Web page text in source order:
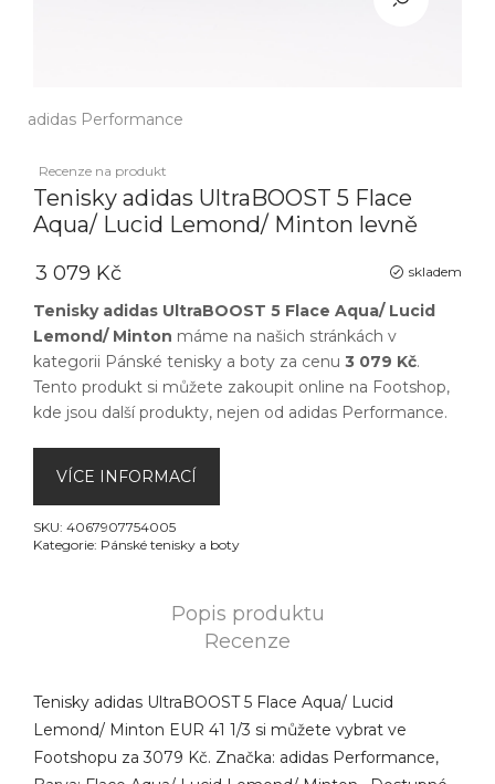
adidas Performance
Recenze na produkt
Tenisky adidas UltraBOOST 5 Flace
Aqua/ Lucid Lemond/ Minton levně
skladem
3 079 Kč
Tenisky adidas UltraBOOST 5 Flace Aqua/ Lucid
Lemond/ Minton máme na našich stránkách v
kategorii Pánské tenisky a boty za cenu 3 079 Kč.
Tento produkt si můžete zakoupit online na Footshop,
kde jsou další produkty, nejen od adidas Performance.
VÍCE INFORMACÍ
SKU: 4067907754005
Kategorie: Pánské tenisky a boty
Popis produktu
Recenze
Tenisky adidas UltraBOOST 5 Flace Aqua/ Lucid
Lemond/ Minton EUR 41 1/3 si můžete vybrat ve
Footshopu za 3079 Kč. Značka: adidas Performance,